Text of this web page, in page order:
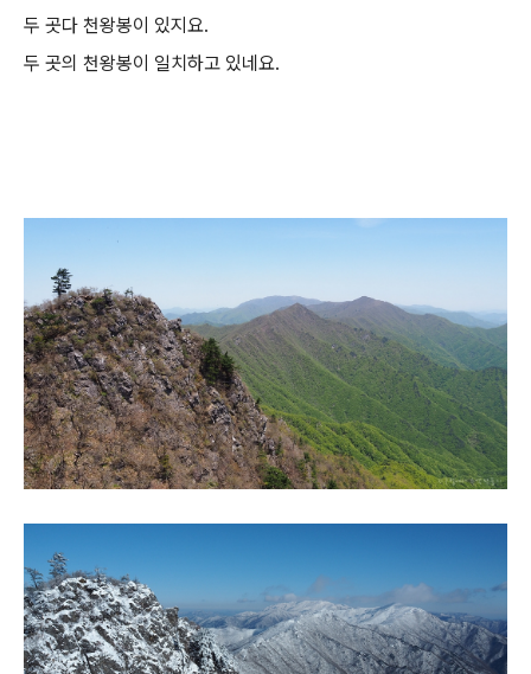
두 곳다 천왕봉이 있지요.
두 곳의 천왕봉이 일치하고 있네요.